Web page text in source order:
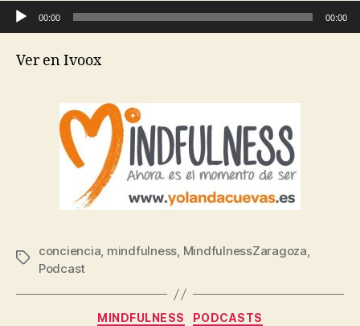
Reproductor de audio
00:00 00:00
Ver en Ivoox
conciencia, mindfulness, MindfulnessZaragoza,
Podcast
MINDFULNESS PODCASTS